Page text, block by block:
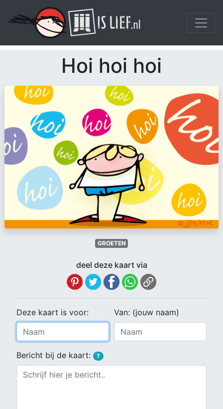
Hoi hoi hoi
GROETEN
deel deze kaart via
Deze kaart is voor: Van: (jouw naam)
Bericht bij de kaart: ?